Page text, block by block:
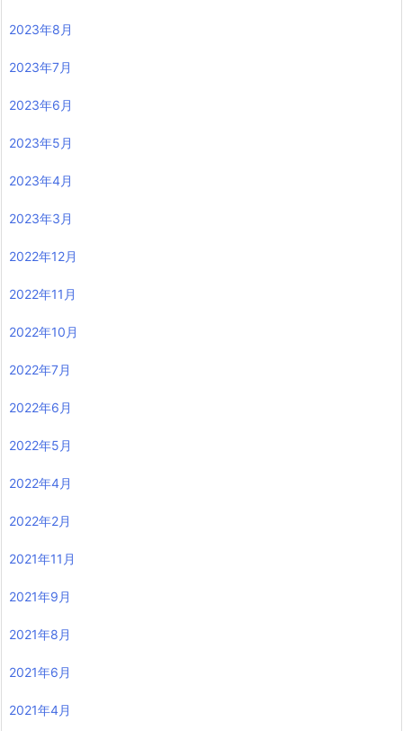
2023年8月
2023年7月
2023年6月
2023年5月
2023年4月
2023年3月
2022年12月
2022年11月
2022年10月
2022年7月
2022年6月
2022年5月
2022年4月
2022年2月
2021年11月
2021年9月
2021年8月
2021年6月
2021年4月